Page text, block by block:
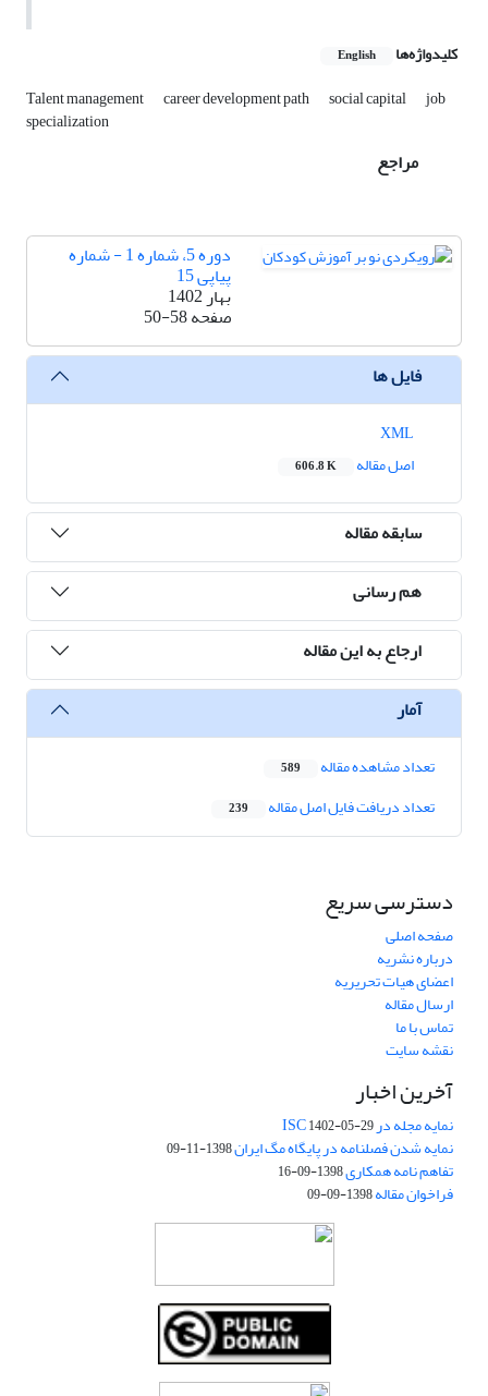
کلیدواژه‌ها English
Talent management career development path social capital job
specialization
مراجع
دوره 5، شماره 1 - شماره
پیاپی 15
بهار 1402
صفحه50-58
فایل ها
اصل مقاله
606.8 K
سابقه مقاله
هم رسانی
ارجاع به این مقاله
آمار
تعداد مشاهده مقاله 589
تعداد دریافت فایل اصل مقاله 239
دسترسی سریع
صفحه اصلی
درباره نشریه
اعضای هیات تحریریه
ارسال مقاله
تماس با ما
نقشه سایت
آخرین اخبار
نمایه مجله در ISC1402-05-29
نمایه شدن فصلنامه در پایگاه مگ ایران1398-11-09
تفاهم نامه همکاری1398-09-16
فراخوان مقاله1398-09-09